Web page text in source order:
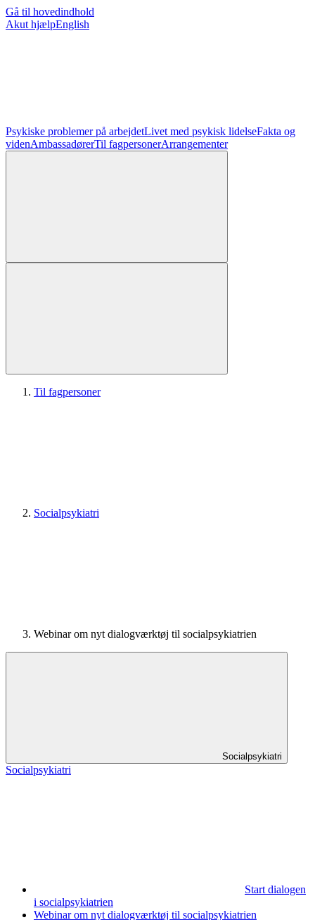
Gå til hovedindhold
Akut hjælpEnglish
Psykiske problemer på arbejdetLivet med psykisk lidelseFakta og
videnAmbassadørerTil fagpersonerArrangementer
Til fagpersoner
Socialpsykiatri
Webinar om nyt dialogværktøj til socialpsykiatrien
Socialpsykiatri
Socialpsykiatri
Start dialogen
i socialpsykiatrien
Webinar om nyt dialogværktøj til socialpsykiatrien